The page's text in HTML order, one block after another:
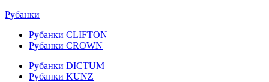
Рубанки
Рубанки CLIFTON
Рубанки CROWN
Рубанки DICTUM
Рубанки KUNZ